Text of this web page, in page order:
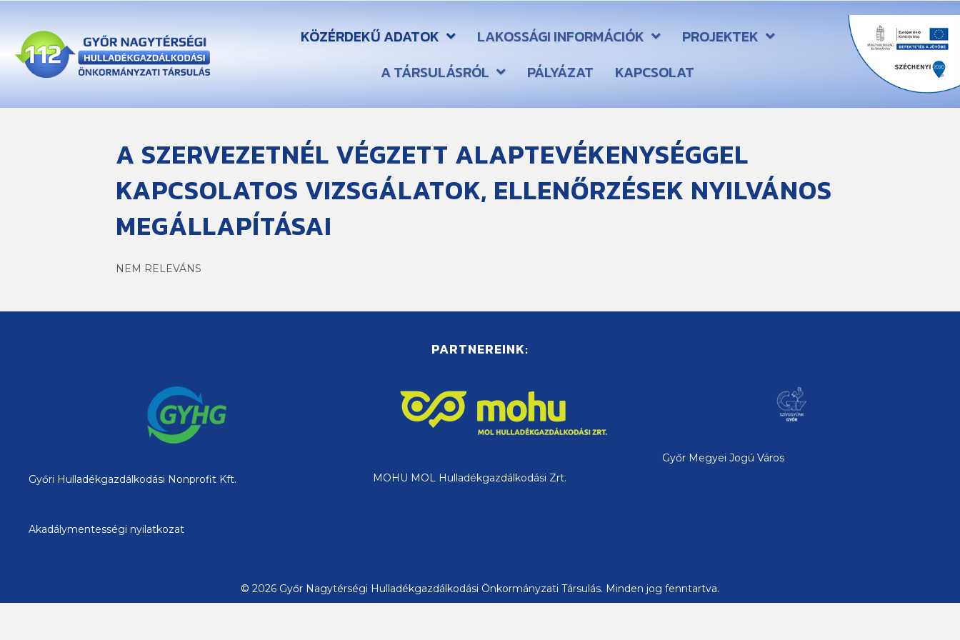
KÖZÉRDEKŰ ADATOK LAKOSSÁGI INFORMÁCIÓK
PROJEKTEK
A TÁRSULÁSRÓL
PÁLYÁZAT KAPCSOLAT
A SZERVEZETNÉL VÉGZETT ALAPTEVÉKENYSÉGGEL
KAPCSOLATOS VIZSGÁLATOK, ELLENŐRZÉSEK NYILVÁNOS
MEGÁLLAPÍTÁSAI
NEM RELEVÁNS
PARTNEREINK:
Győri Hulladékgazdálkodási Nonprofit Kft. MOHU MOL Hulladékgazdálkodási Zrt.
Győr Megyei Jogú Város
Akadálymentességi nyilatkozat
© 2026 Győr Nagytérségi Hulladékgazdálkodási Önkormányzati Társulás. Minden jog fenntartva.